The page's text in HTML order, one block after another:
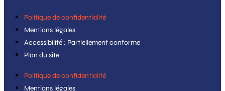
Politique de confidentialité
Mentions légales
Accessibilité : Partiellement conforme
Plan du site
Politique de confidentialité
Mentions légales